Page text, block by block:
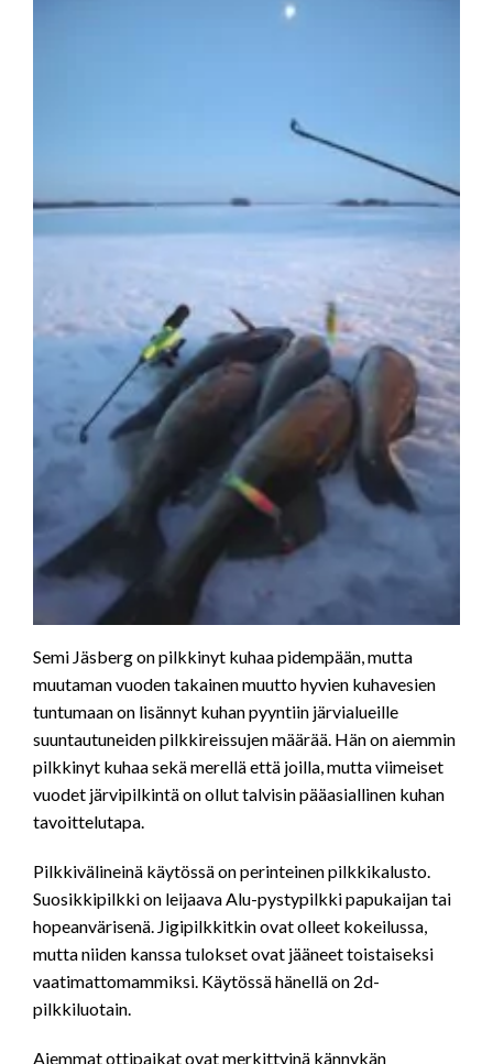
Semi Jäsberg on pilkkinyt kuhaa pidempään, mutta
muutaman vuoden takainen muutto hyvien kuhavesien
tuntumaan on lisännyt kuhan pyyntiin järvialueille
suuntautuneiden pilkkireissujen määrää. Hän on aiemmin
pilkkinyt kuhaa sekä merellä että joilla, mutta viimeiset
vuodet järvipilkintä on ollut talvisin pääasiallinen kuhan
tavoittelutapa.
Pilkkivälineinä käytössä on perinteinen pilkkikalusto.
Suosikkipilkki on leijaava Alu-pystypilkki papukaijan tai
hopeanvärisenä. Jigipilkkitkin ovat olleet kokeilussa,
mutta niiden kanssa tulokset ovat jääneet toistaiseksi
vaatimattomammiksi. Käytössä hänellä on 2d-
pilkkiluotain.
Aiemmat ottipaikat ovat merkittyinä kännykän